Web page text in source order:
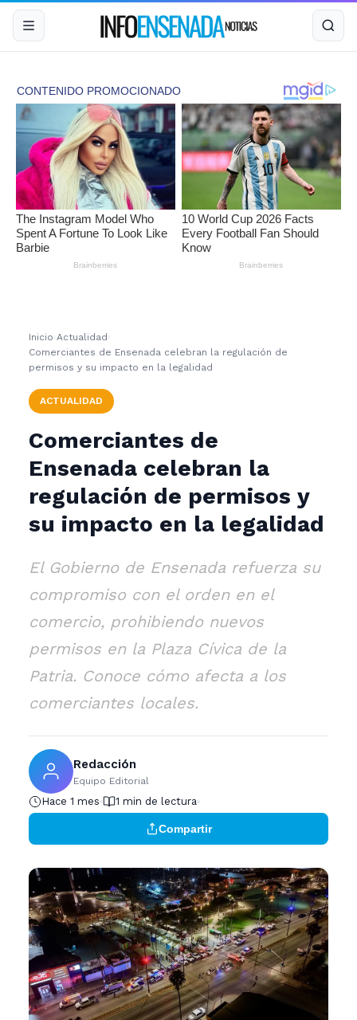
Inicio ›Actualidad ›
Comerciantes de Ensenada celebran la regulación de
permisos y su impacto en la legalidad
ACTUALIDAD
Comerciantes de
Ensenada celebran la
regulación de permisos y
su impacto en la legalidad
El Gobierno de Ensenada refuerza su
compromiso con el orden en el
comercio, prohibiendo nuevos
permisos en la Plaza Cívica de la
Patria. Conoce cómo afecta a los
comerciantes locales.
Redacción
Equipo Editorial
Hace 1 mes 1 min de lectura
Compartir